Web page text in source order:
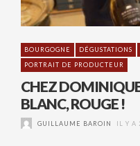
BOURGOGNE DÉGUSTATIONS
PORTRAIT DE PRODUCTEUR
CHEZ DOMINIQUE
BLANC, ROUGE !
GUILLAUME BAROIN IL Y A